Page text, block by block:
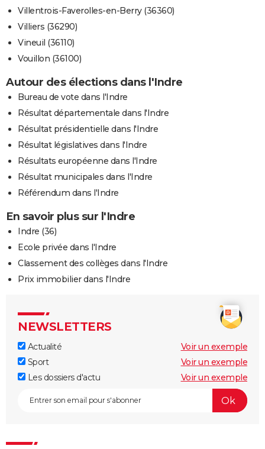
Villentrois-Faverolles-en-Berry (36360)
Villiers (36290)
Vineuil (36110)
Vouillon (36100)
Autour des élections dans l'Indre
Bureau de vote dans l'Indre
Résultat départementale dans l'Indre
Résultat présidentielle dans l'Indre
Résultat législatives dans l'Indre
Résultats européenne dans l'Indre
Résultat municipales dans l'Indre
Référendum dans l'Indre
En savoir plus sur l'Indre
Indre (36)
Ecole privée dans l'Indre
Classement des collèges dans l'Indre
Prix immobilier dans l'Indre
NEWSLETTERS
Actualité
Voir un exemple
Sport
Voir un exemple
Les dossiers d'actu
Voir un exemple